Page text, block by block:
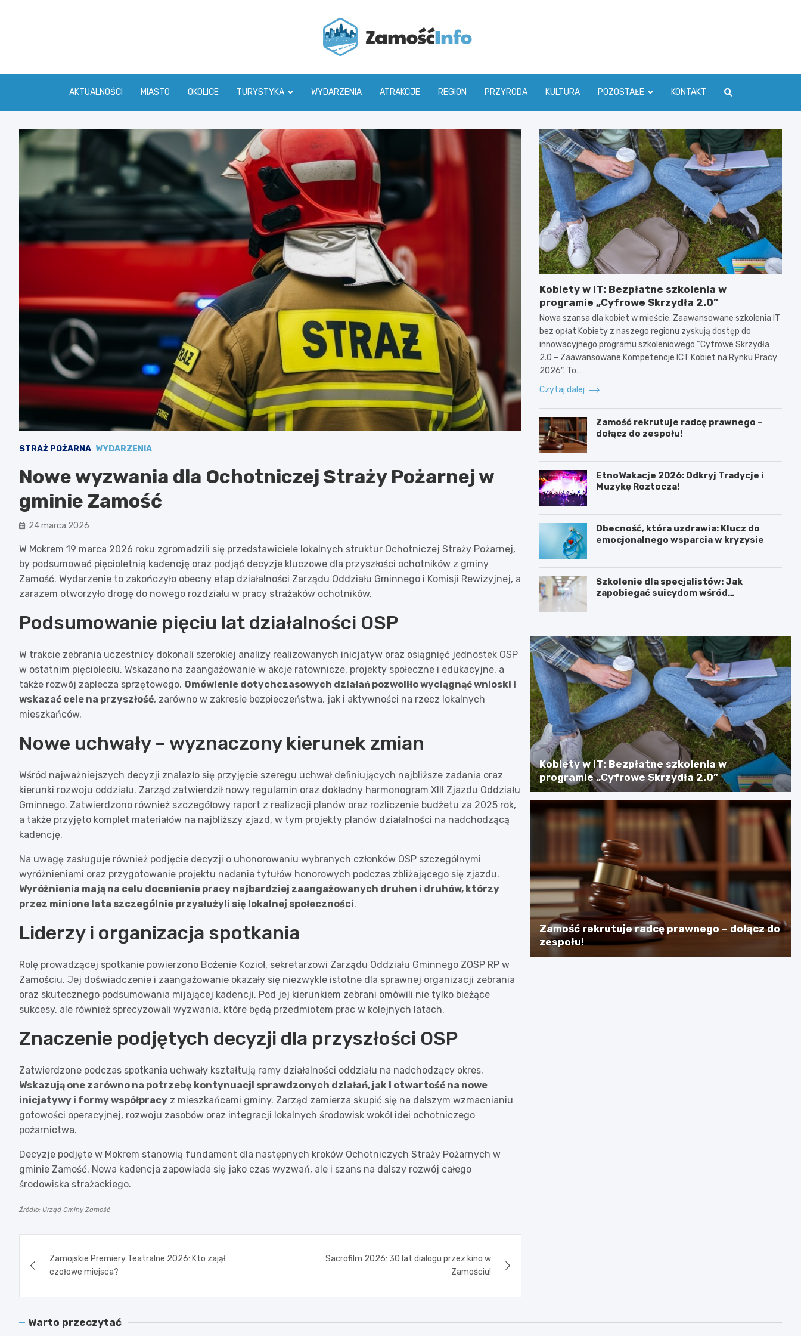
AKTUALNOŚCI MIASTO OKOLICE TURYSTYKA WYDARZENIA ATRAKCJE REGION PRZYRODA KULTURA POZOSTAŁE KONTAKT
STRAŻ POŻARNA WYDARZENIA
Nowe wyzwania dla Ochotniczej Straży Pożarnej w
gminie Zamość
24 marca 2026
W Mokrem 19 marca 2026 roku zgromadzili się przedstawiciele lokalnych struktur Ochotniczej Straży Pożarnej,
by podsumować pięcioletnią kadencję oraz podjąć decyzje kluczowe dla przyszłości ochotników z gminy
Zamość. Wydarzenie to zakończyło obecny etap działalności Zarządu Oddziału Gminnego i Komisji Rewizyjnej, a
zarazem otworzyło drogę do nowego rozdziału w pracy strażaków ochotników.
Podsumowanie pięciu lat działalności OSP
W trakcie zebrania uczestnicy dokonali szerokiej analizy realizowanych inicjatyw oraz osiągnięć jednostek OSP
w ostatnim pięcioleciu. Wskazano na zaangażowanie w akcje ratownicze, projekty społeczne i edukacyjne, a
także rozwój zaplecza sprzętowego. Omówienie dotychczasowych działań pozwoliło wyciągnąć wnioski i
wskazać cele na przyszłość, zarówno w zakresie bezpieczeństwa, jak i aktywności na rzecz lokalnych
mieszkańców.
Nowe uchwały – wyznaczony kierunek zmian
Wśród najważniejszych decyzji znalazło się przyjęcie szeregu uchwał definiujących najbliższe zadania oraz
kierunki rozwoju oddziału. Zarząd zatwierdził nowy regulamin oraz dokładny harmonogram XIII Zjazdu Oddziału
Gminnego. Zatwierdzono również szczegółowy raport z realizacji planów oraz rozliczenie budżetu za 2025 rok,
a także przyjęto komplet materiałów na najbliższy zjazd, w tym projekty planów działalności na nadchodzącą
kadencję.
Na uwagę zasługuje również podjęcie decyzji o uhonorowaniu wybranych członków OSP szczególnymi
wyróżnieniami oraz przygotowanie projektu nadania tytułów honorowych podczas zbliżającego się zjazdu.
Wyróżnienia mają na celu docenienie pracy najbardziej zaangażowanych druhen i druhów, którzy
przez minione lata szczególnie przysłużyli się lokalnej społeczności.
Liderzy i organizacja spotkania
Rolę prowadzącej spotkanie powierzono Bożenie Kozioł, sekretarzowi Zarządu Oddziału Gminnego ZOSP RP w
Zamościu. Jej doświadczenie i zaangażowanie okazały się niezwykle istotne dla sprawnej organizacji zebrania
oraz skutecznego podsumowania mijającej kadencji. Pod jej kierunkiem zebrani omówili nie tylko bieżące
sukcesy, ale również sprecyzowali wyzwania, które będą przedmiotem prac w kolejnych latach.
Znaczenie podjętych decyzji dla przyszłości OSP
Zatwierdzone podczas spotkania uchwały kształtują ramy działalności oddziału na nadchodzący okres.
Wskazują one zarówno na potrzebę kontynuacji sprawdzonych działań, jak i otwartość na nowe
inicjatywy i formy współpracy z mieszkańcami gminy. Zarząd zamierza skupić się na dalszym wzmacnianiu
gotowości operacyjnej, rozwoju zasobów oraz integracji lokalnych środowisk wokół idei ochotniczego
pożarnictwa.
Decyzje podjęte w Mokrem stanowią fundament dla następnych kroków Ochotniczych Straży Pożarnych w
gminie Zamość. Nowa kadencja zapowiada się jako czas wyzwań, ale i szans na dalszy rozwój całego
środowiska strażackiego.
Źródło: Urząd Gminy Zamość
wpisu
Zamojskie Premiery Teatralne 2026: Kto zajął
czołowe miejsca?
Sacrofilm 2026: 30 lat dialogu przez kino w
Zamościu!
Kobiety w IT: Bezpłatne szkolenia w
programie „Cyfrowe Skrzydła 2.0”
Nowa szansa dla kobiet w mieście: Zaawansowane szkolenia IT
bez opłat Kobiety z naszego regionu zyskują dostęp do
innowacyjnego programu szkoleniowego “Cyfrowe Skrzydła
2.0 – Zaawansowane Kompetencje ICT Kobiet na Rynku Pracy
2026”. To…
Czytaj dalej
Zamość rekrutuje radcę prawnego –
dołącz do zespołu!
EtnoWakacje 2026: Odkryj Tradycje i
Muzykę Roztocza!
Obecność, która uzdrawia: Klucz do
emocjonalnego wsparcia w kryzysie
Szkolenie dla specjalistów: Jak
zapobiegać suicydom wśród
Kobiety w IT: Bezpłatne szkolenia w
programie „Cyfrowe Skrzydła 2.0”
Zamość rekrutuje radcę prawnego – dołącz do
zespołu!
Warto przeczytać